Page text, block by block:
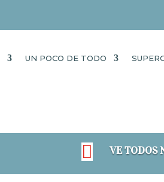
UN POCO DE TODO
 VE TODOS